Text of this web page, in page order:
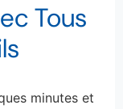
Tous
minutes et